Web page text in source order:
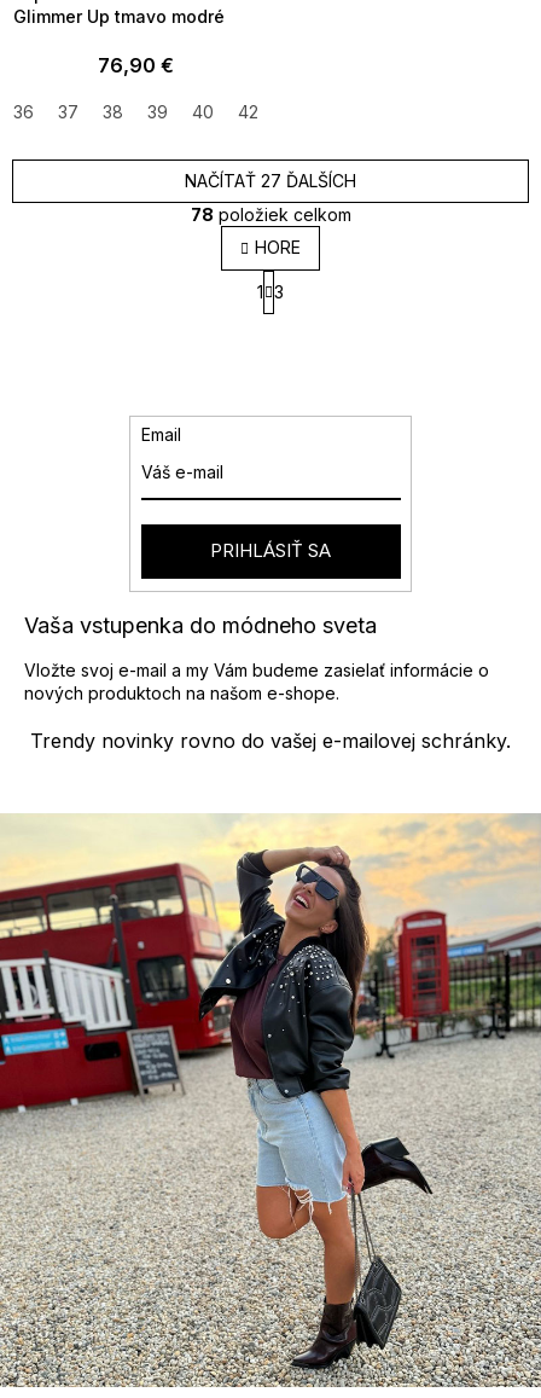
Glimmer Up tmavo modré
76,90 €
36 37 38 39 40 42
O
v
l
á
v
k
y
ý
i
u
NAČÍTAŤ 27 ĎALŠÍCH
S
t
r
v
e
1 3
78 položiek celkom
HORE
Trendy novinky rovno do vašej e-mailovej schránky.
Vaša vstupenka do módneho sveta
Vložte svoj e-mail a my Vám budeme zasielať informácie o
nových produktoch na našom e-shope.
Email
PRIHLÁSIŤ SA